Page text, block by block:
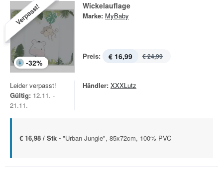
Verpasst!
-32%
Wickelauflage
Marke: MyBaby
Preis: € 16,99 € 24,99
Leider verpasst!
Gültig: 12.11. -
21.11.
Händler: XXXLutz
€ 16,98 / Stk - "Urban Jungle", 85x72cm, 100% PVC